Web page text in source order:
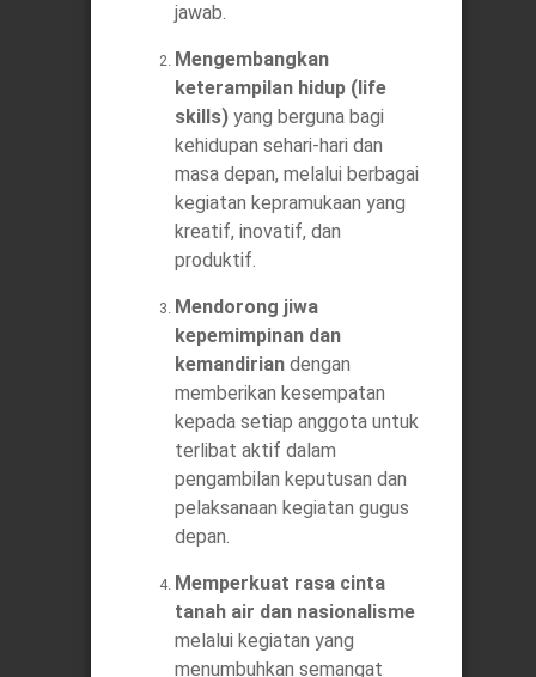
jawab.
Mengembangkan
keterampilan hidup (life
skills)yang berguna bagi
kehidupan sehari-hari dan
masa depan, melalui berbagai
kegiatan kepramukaan yang
kreatif, inovatif, dan
produktif.
Mendorong jiwa
kepemimpinan dan
kemandiriandengan
memberikan kesempatan
kepada setiap anggota untuk
terlibat aktif dalam
pengambilan keputusan dan
pelaksanaan kegiatan gugus
depan.
Memperkuat rasa cinta
tanah air dan nasionalisme
melalui kegiatan yang
menumbuhkan semangat